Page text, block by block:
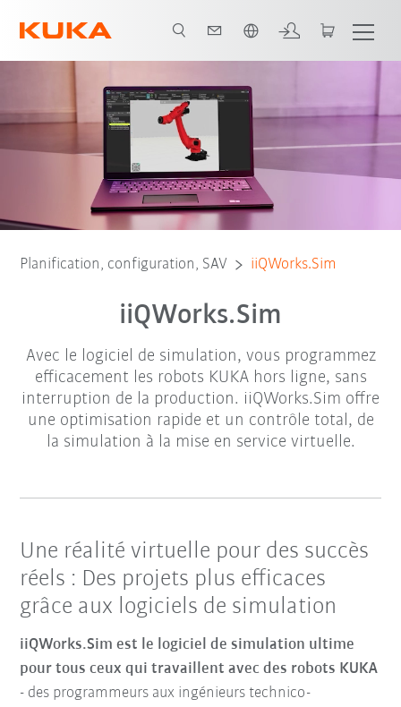
iiQWorks.Sim Basic iiQWorks.Sim Advanced Video Tutorials
Planification, configuration, SAV iiQWorks.Sim
iiQWorks.Sim
Avec le logiciel de simulation, vous programmez
efficacement les robots KUKA hors ligne, sans
interruption de la production. iiQWorks.Sim offre
une optimisation rapide et un contrôle total, de
la simulation à la mise en service virtuelle.
Une réalité virtuelle pour des succès
réels : Des projets plus efficaces
grâce aux logiciels de simulation
iiQWorks.Sim est le logiciel de simulation ultime
pour tous ceux qui travaillent avec des robots KUKA
- des programmeurs aux ingénieurs technico-